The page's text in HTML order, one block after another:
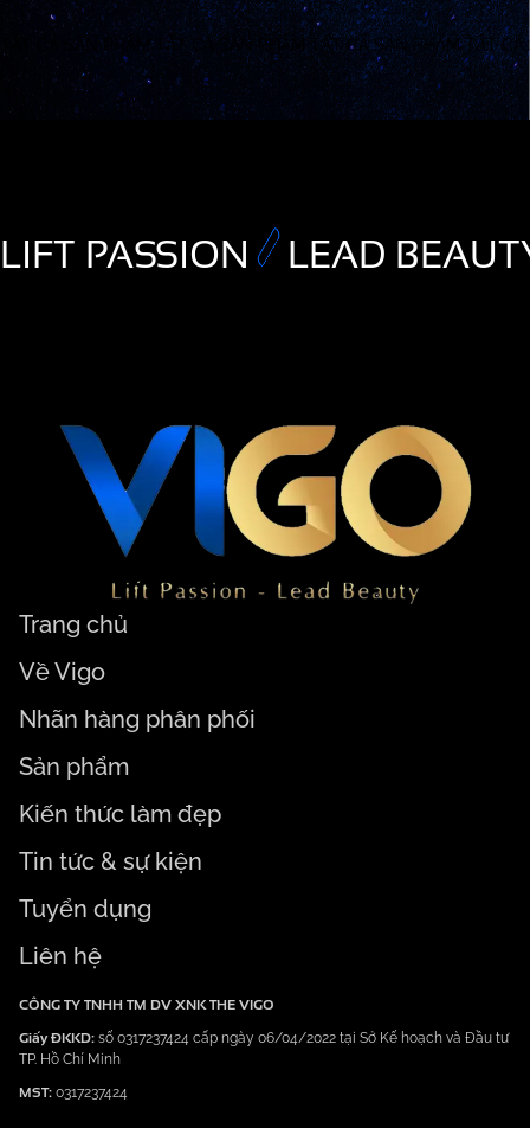
TẤT CẢ SẢN PHẨM TẤT CẢ SẢN PHẨM TẤT CẢ SẢN PHẨM TẤT CẢ
LIFT PASSION LEAD
Trang chủ
Về Vigo
Nhãn hàng phân phối
Sản phẩm
Kiến thức làm đẹp
Tin tức & sự kiện
Tuyển dụng
Liên hệ
CÔNG TY TNHH TM DV XNK THE VIGO
Giấy ĐKKD: số 0317237424 cấp ngày 06/04/2022 tại Sở Kế hoạch và Đầu tư
TP. Hồ Chí Minh
MST: 0317237424